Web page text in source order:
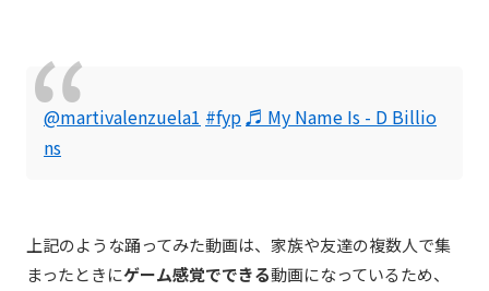
@martivalenzuela1 #fyp♬ My Name Is - D Billio
ns
上記のような踊ってみた動画は、家族や友達の複数人で集
まったときにゲーム感覚でできる動画になっているため、